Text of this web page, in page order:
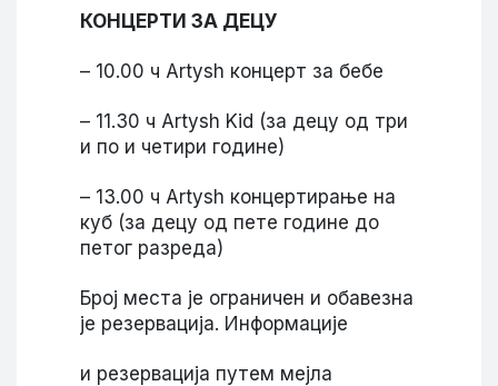
КОНЦЕРТИ ЗА ДЕЦУ
– 10.00 ч Artysh концерт за бебе
– 11.30 ч Artysh Kid (за децу од три
и по и четири године)
– 13.00 ч Artysh концертирање на
куб (за децу од пете године до
петог разреда)
Број места је ограничен и обавезна
је резервација. Информације
и резервација путем мејла